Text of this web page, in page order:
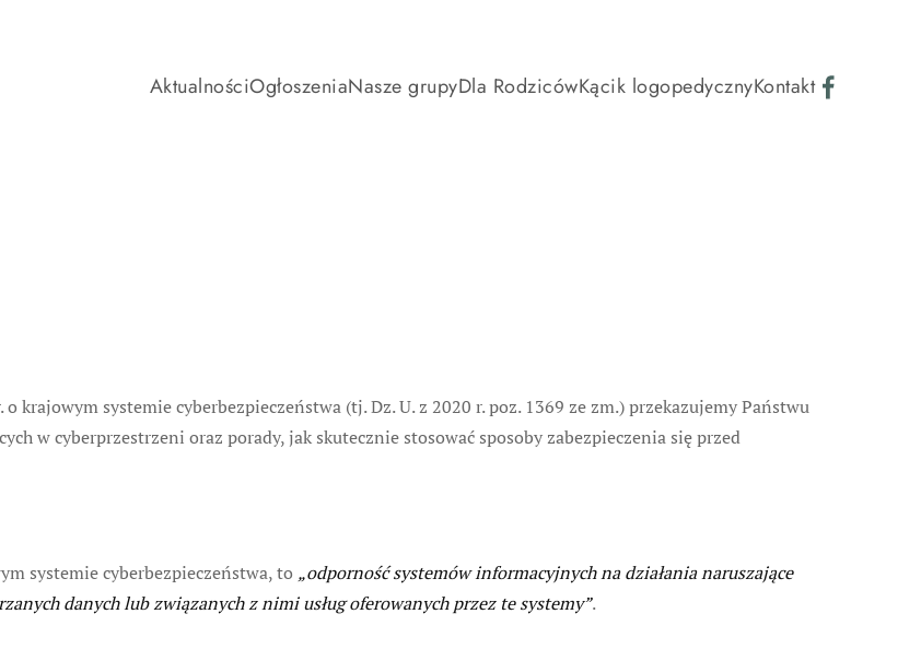
AktualnościOgłoszeniaNasze grupyDla RodzicówKącik logopedycznyKontakt
krajowym systemie cyberbezpieczeństwa (tj. Dz. U. z 2020 r. poz. 1369 ze zm.) przekazujemy Państwu
w cyberprzestrzeni oraz porady, jak skutecznie stosować sposoby zabezpieczenia się przed
systemie cyberbezpieczeństwa, to „odporność systemów informacyjnych na działania naruszające
danych lub związanych z nimi usług oferowanych przez te systemy”.